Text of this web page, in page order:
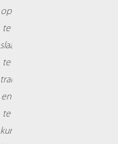
op
te
slaan,
te
transporteren
en
te
kunnen